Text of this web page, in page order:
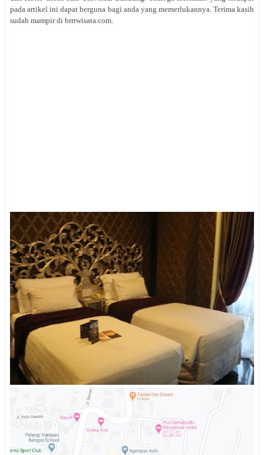
pada artikel ini dapat berguna bagi anda yang memerlukannya. Terima kasih
sudah mampir di brrrwisata.com.